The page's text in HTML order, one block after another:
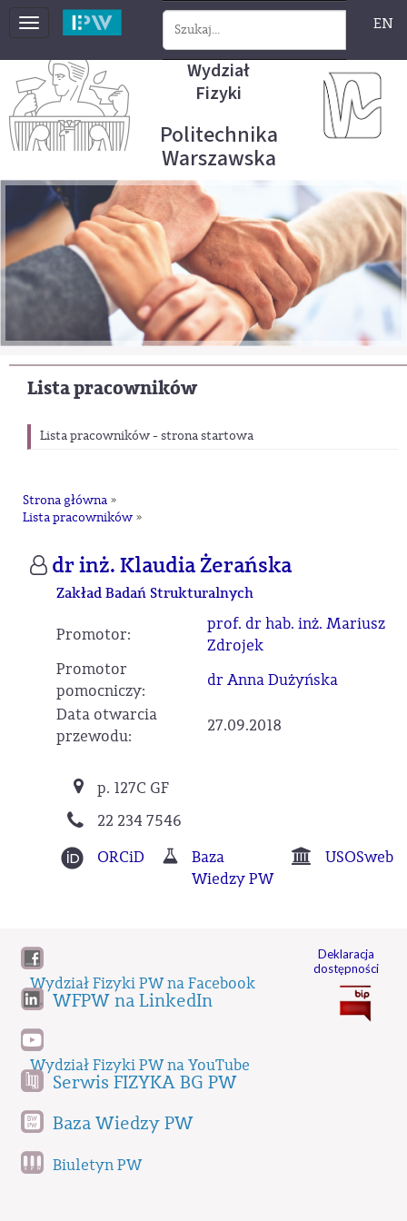
Toggle
EN
Wydział
Fizyki
Politechnika
Warszawska
Lista pracowników
Lista pracowników - strona startowa
Strona główna »
Lista pracowników »
dr inż. Klaudia Żerańska
Zakład Badań Strukturalnych
Promotor:
prof. dr hab. inż. Mariusz
Zdrojek
Promotor
pomocniczy:
dr Anna Dużyńska
Data otwarcia
przewodu:
27.09.2018
p. 127C GF
22 234 7546
ORCiD
Baza
Wiedzy PW
USOSweb
Wydział Fizyki PW na Facebook
WFPW na LinkedIn
Wydział Fizyki PW na YouTube
Serwis FIZYKA BG PW
Baza Wiedzy PW
Biuletyn PW
Deklaracja
dostępności